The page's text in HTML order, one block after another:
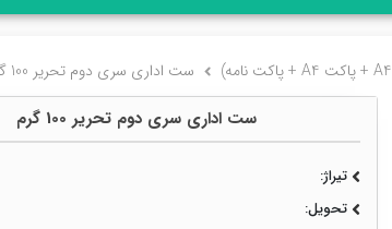
ست اداری سری دوم تحریر 100 گرم
ست اداری سری دوم تحریر 100 گرم
تیراژ:
تحویل: